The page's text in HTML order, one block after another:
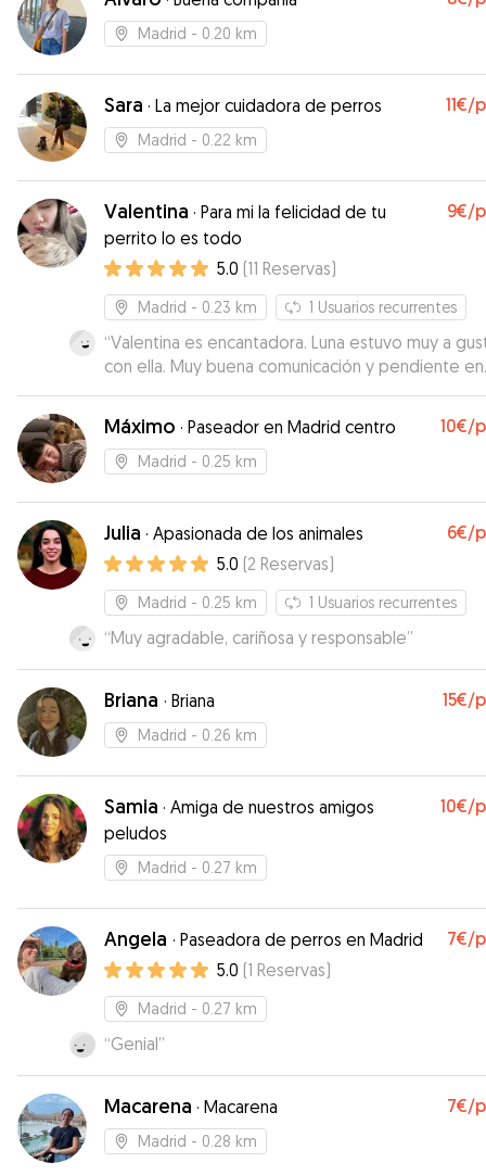
Madrid - 0.20 km
Sara · La mejor cuidadora de perros 11€/
Madrid - 0.22 km
Valentina · Para mi la felicidad de tu
perrito lo es todo
9€/
5.0 (11 Reservas)
Madrid - 0.23 km 1 Usuarios recurrentes
“Valentina es encantadora. Luna estuvo muy a
con ella. Muy buena comunicación y pendiente en
todo momento. Repetiremos seguro.”
Máximo · Paseador en Madrid centro 10€/
Madrid - 0.25 km
Julia · Apasionada de los animales 6€/
5.0 (2 Reservas)
Madrid - 0.25 km 1 Usuarios recurrentes
“Muy agradable, cariñosa y responsable”
Briana · Briana 15€/
Madrid - 0.26 km
Samia · Amiga de nuestros amigos
peludos
10€/
Madrid - 0.27 km
Angela · Paseadora de perros en Madrid 7€/
5.0 (1 Reservas)
Madrid - 0.27 km
“Genial”
Macarena · Macarena 7€/
Madrid - 0.28 km